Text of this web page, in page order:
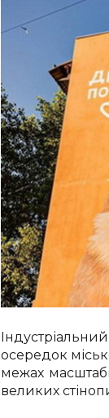
осередок
межах
великих